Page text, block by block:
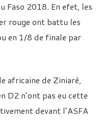
Faso 2018. En efet, les
rouge ont battu les
en 1/8 de finale par
africaine de Ziniaré,
D2 n’ont pas eu cette
devant l’ASFA